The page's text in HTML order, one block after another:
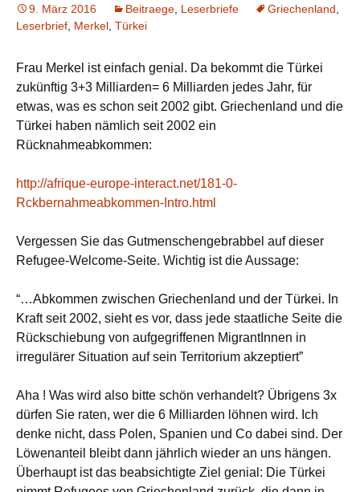
9. März 2016 Beitraege, Leserbriefe Griechenland,
Leserbrief, Merkel, Türkei
Frau Merkel ist einfach genial. Da bekommt die Türkei
zukünftig 3+3 Milliarden= 6 Milliarden jedes Jahr, für
etwas, was es schon seit 2002 gibt. Griechenland und die
Türkei haben nämlich seit 2002 ein
Rücknahmeabkommen:
http://afrique-europe-interact.net/181-0-
Rckbernahmeabkommen-Intro.html
Vergessen Sie das Gutmenschengebrabbel auf dieser
Refugee-Welcome-Seite. Wichtig ist die Aussage:
“…Abkommen zwischen Griechenland und der Türkei. In
Kraft seit 2002, sieht es vor, dass jede staatliche Seite die
Rückschiebung von aufgegriffenen MigrantInnen in
irregulärer Situation auf sein Territorium akzeptiert”
Aha ! Was wird also bitte schön verhandelt? Übrigens 3x
dürfen Sie raten, wer die 6 Milliarden löhnen wird. Ich
denke nicht, dass Polen, Spanien und Co dabei sind. Der
Löwenanteil bleibt dann jährlich wieder an uns hängen.
Überhaupt ist das beabsichtigte Ziel genial: Die Türkei